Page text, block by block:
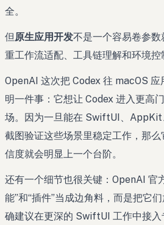
全。
但原生应用开发不是一个容易卷参
重工作流适配、工具链理解和环境控
OpenAI 这次把 Codex 往 macOS
明一件事：它想让 Codex 进入更高
场。因为一旦能在 SwiftUI、AppKit
截图验证这些场景里稳定工作，那
信度就会明显上一个台阶。
还有一个细节也很关键：OpenAI 官
能”和“插件”当成边角料，而是把它
确建议在更深的 SwiftUI 工作中接